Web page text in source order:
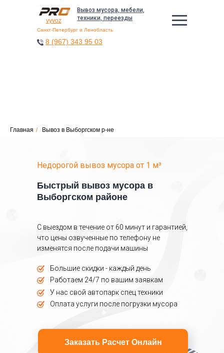
vyvoz
Вывоз мусора, мебели,
техники, переезды
Санкт-Петербург и Ленобласть
8 (967) 343 95 03
8 (967) 343 95 03
Главная / Вывоз в Выборгском р-не
Быстрый вывоз мусора в
Выборгском районе
Недорогой вывоз мусора от 1 м³
С выездом в течение от 60 минут и гарантией,
что цены озвученные по телефону не
изменятся после подачи машины
Заказать Расчет Онлайн
Большие скидки - каждый день
Работаем 24/7 по вашим заявкам
У нас свой автопарк спец техники
Оплата услуги после погрузки мусора